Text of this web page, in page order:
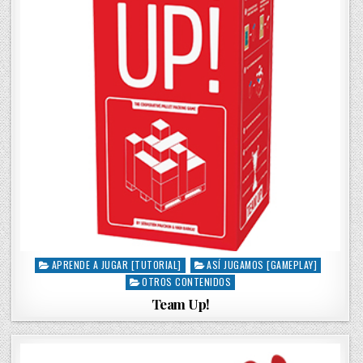
P
e
APRENDE A JUGAR [TUTORIAL]
ASÍ JUGAMOS [GAMEPLAY]
OTROS CONTENIDOS
Team Up!